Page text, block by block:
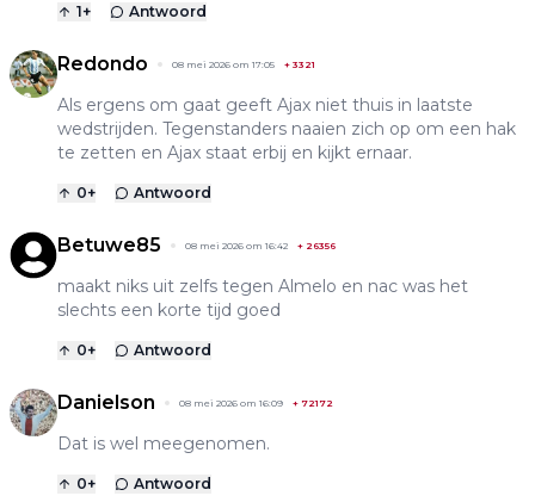
1+ Antwoord
Redondo 08 mei 2026 om 17:05 + 3321
Als ergens om gaat geeft Ajax niet thuis in laatste
wedstrijden. Tegenstanders naaien zich op om een hak
te zetten en Ajax staat erbij en kijkt ernaar.
0+ Antwoord
Betuwe85 08 mei 2026 om 16:42 + 26356
maakt niks uit zelfs tegen Almelo en nac was het
slechts een korte tijd goed
0+ Antwoord
Danielson 08 mei 2026 om 16:09 + 72172
Dat is wel meegenomen.
0+ Antwoord